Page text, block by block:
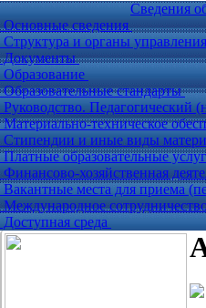
Сведения
Основные сведения
Структура и органы
Документы
Образование
Образовательные стандарты
Руководство. Педагогический
Материально-техническое
Стипендии и иные виды
Платные образовательные
Финансово-хозяйственная
Вакантные места для приема
Международное
Доступная среда